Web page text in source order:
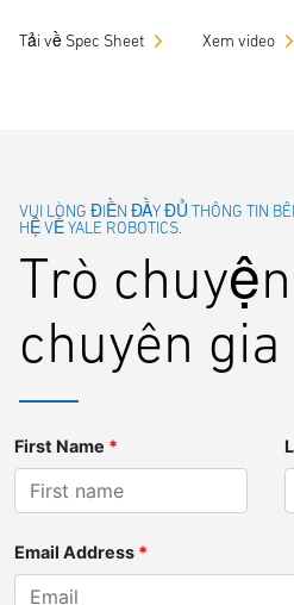
Tải về Spec Sheet Xem video
VUI LÒNG ĐIỀN ĐẦY ĐỦ THÔNG TIN
HỆ VỀ YALE ROBOTICS.
Trò
chuyên gia